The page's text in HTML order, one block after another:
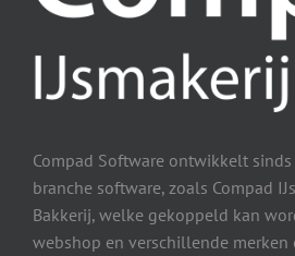
Compad Software ontwikkelt
branche software, zoals Compad
Bakkerij, welke gekoppeld kan
webshop en verschillende merken